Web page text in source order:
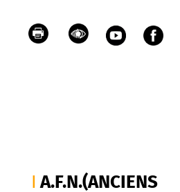
A.F.N.(ANCIENS